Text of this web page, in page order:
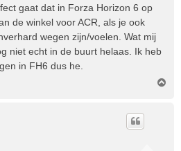
gaat dat in Forza Horizon 6 op
de winkel voor ACR, als je ook
wegen zijn/voelen. Wat mij
niet echt in de buurt helaas. Ik heb
in FH6 dus he.